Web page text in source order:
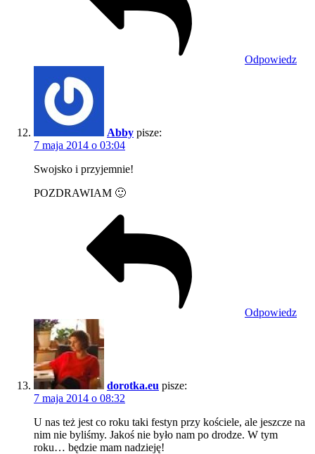
Odpowiedz
Abby pisze:
7 maja 2014 o 03:04
Swojsko i przyjemnie!
POZDRAWIAM 🙂
Odpowiedz
dorotka.eu pisze:
7 maja 2014 o 08:32
U nas też jest co roku taki festyn przy kościele, ale jeszcze na
nim nie byliśmy. Jakoś nie było nam po drodze. W tym
roku… będzie mam nadzieję!